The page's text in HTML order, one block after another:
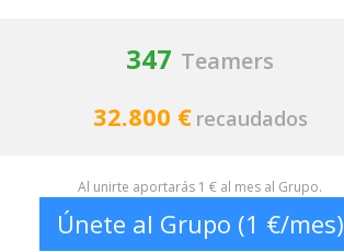
347 Teamers
32.800 € recaudados
Al unirte aportarás 1 € al mes al Grupo.
Únete al Grupo (1 €/mes)